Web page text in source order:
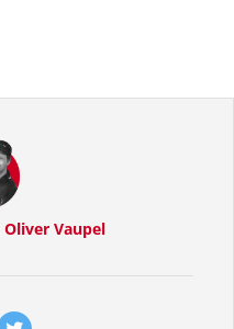
Oliver Vaupel